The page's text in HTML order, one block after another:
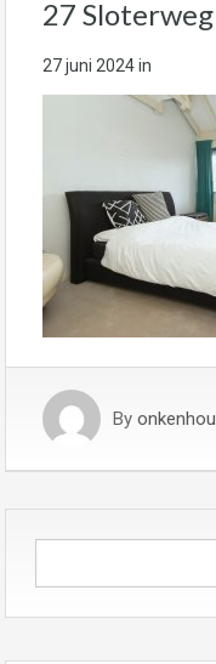
27
27 juni 2024in
By